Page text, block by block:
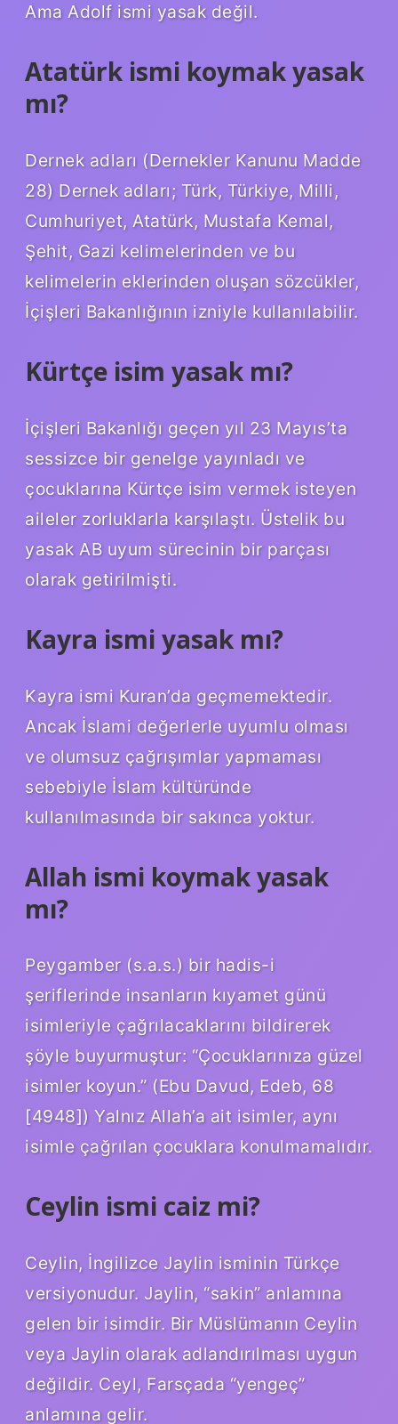
Ama Adolf ismi yasak değil.
Atatürk ismi koymak yasak
mı?
Dernek adları (Dernekler Kanunu Madde
28) Dernek adları; Türk, Türkiye, Milli,
Cumhuriyet, Atatürk, Mustafa Kemal,
Şehit, Gazi kelimelerinden ve bu
kelimelerin eklerinden oluşan sözcükler,
İçişleri Bakanlığının izniyle kullanılabilir.
Kürtçe isim yasak mı?
İçişleri Bakanlığı geçen yıl 23 Mayıs’ta
sessizce bir genelge yayınladı ve
çocuklarına Kürtçe isim vermek isteyen
aileler zorluklarla karşılaştı. Üstelik bu
yasak AB uyum sürecinin bir parçası
olarak getirilmişti.
Kayra ismi yasak mı?
Kayra ismi Kuran’da geçmemektedir.
Ancak İslami değerlerle uyumlu olması
ve olumsuz çağrışımlar yapmaması
sebebiyle İslam kültüründe
kullanılmasında bir sakınca yoktur.
Allah ismi koymak yasak
mı?
Peygamber (s.a.s.) bir hadis-i
şeriflerinde insanların kıyamet günü
isimleriyle çağrılacaklarını bildirerek
şöyle buyurmuştur: “Çocuklarınıza güzel
isimler koyun.” (Ebu Davud, Edeb, 68
[4948]) Yalnız Allah’a ait isimler, aynı
isimle çağrılan çocuklara konulmamalıdır.
Ceylin ismi caiz mi?
Ceylin, İngilizce Jaylin isminin Türkçe
versiyonudur. Jaylin, “sakin” anlamına
gelen bir isimdir. Bir Müslümanın Ceylin
veya Jaylin olarak adlandırılması uygun
değildir. Ceyl, Farsçada “yengeç”
anlamına gelir.